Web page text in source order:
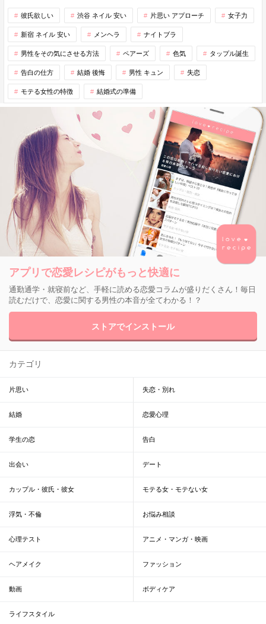
彼氏欲しい 渋谷 ネイル 安い 片思い アプローチ 女子力
新宿 ネイル 安い メンヘラ ナイトブラ
男性をその気にさせる方法 ペアーズ 色気 タップル誕生
告白の仕方 結婚 後悔 男性 キュン 失恋
モテる女性の特徴 結婚式の準備
アプリで恋愛レシピがもっと快適に
通勤通学・就寝前など、手軽に読める恋愛コラムが盛りだくさん！毎日
読むだけで、恋愛に関する男性の本音が全てわかる！？
ストアでインストール
カテゴリ
片思い 失恋・別れ
結婚 恋愛心理
学生の恋 告白
出会い デート
カップル・彼氏・彼女 モテる女・モテない女
浮気・不倫 お悩み相談
心理テスト アニメ・マンガ・映画
ヘアメイク ファッション
動画 ボディケア
ライフスタイル